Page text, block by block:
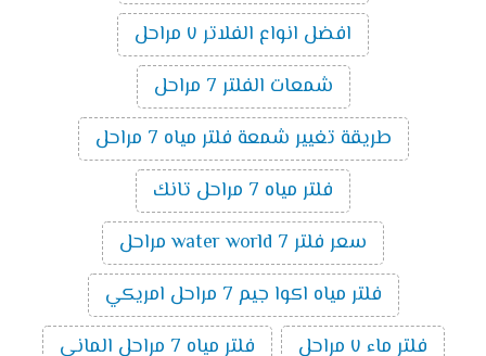
افضل انواع الفلاتر ٧ مراحل
شمعات الفلتر 7 مراحل
طريقة تغيير شمعة فلتر مياه 7 مراحل
فلتر مياه 7 مراحل تانك
سعر فلتر water world 7 مراحل
فلتر مياه اكوا جيم 7 مراحل امريكي
فلتر ماء ٧ مراحل
فلتر مياه 7 مراحل الماني